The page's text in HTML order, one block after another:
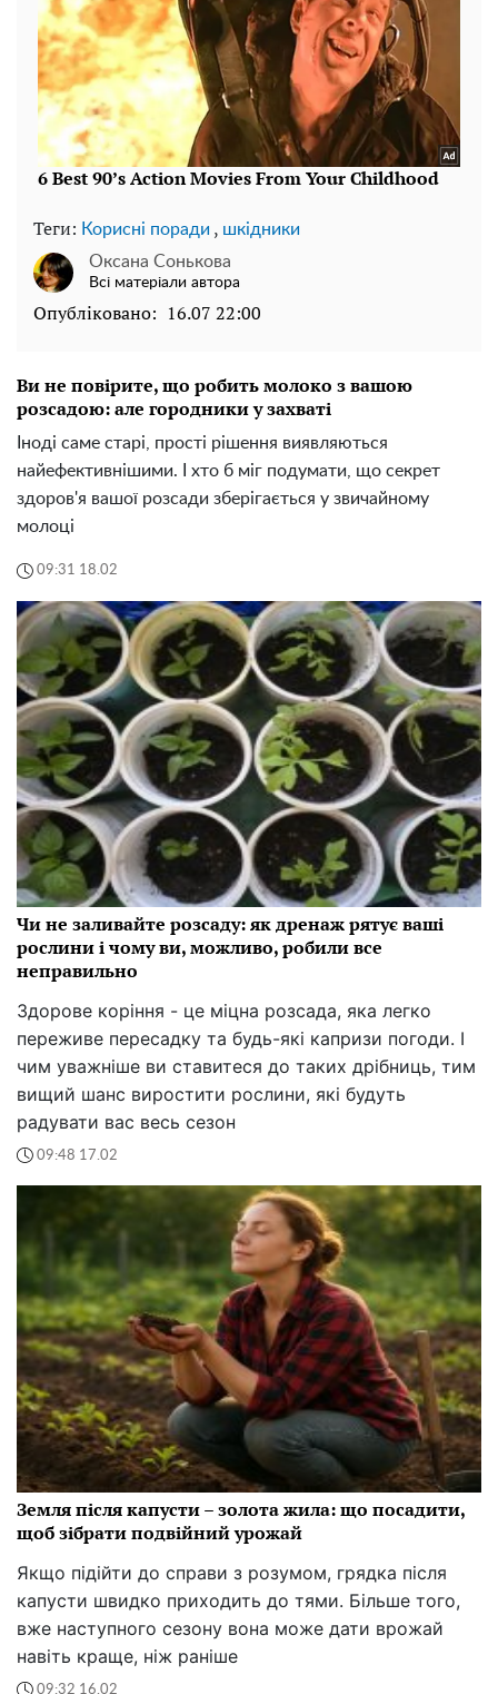
Теги: Корисні поради , шкідники
Оксана Сонькова
Всі матеріали автора
Опубліковано: 16.07 22:00
Ви не повірите, що робить молоко з вашою
розсадою: але городники у захваті
Іноді саме старі, прості рішення виявляються
найефективнішими. І хто б міг подумати, що секрет
здоров'я вашої розсади зберігається у звичайному
молоці
09:31 18.02
Чи не заливайте розсаду: як дренаж рятує ваші
рослини і чому ви, можливо, робили все
неправильно
Здорове коріння - це міцна розсада, яка легко
переживе пересадку та будь-які капризи погоди. І
чим уважніше ви ставитеся до таких дрібниць, тим
вищий шанс виростити рослини, які будуть
радувати вас весь сезон
09:48 17.02
Земля після капусти – золота жила: що посадити,
щоб зібрати подвійний урожай
Якщо підійти до справи з розумом, грядка після
капусти швидко приходить до тями. Більше того,
вже наступного сезону вона може дати врожай
навіть краще, ніж раніше
09:32 16.02